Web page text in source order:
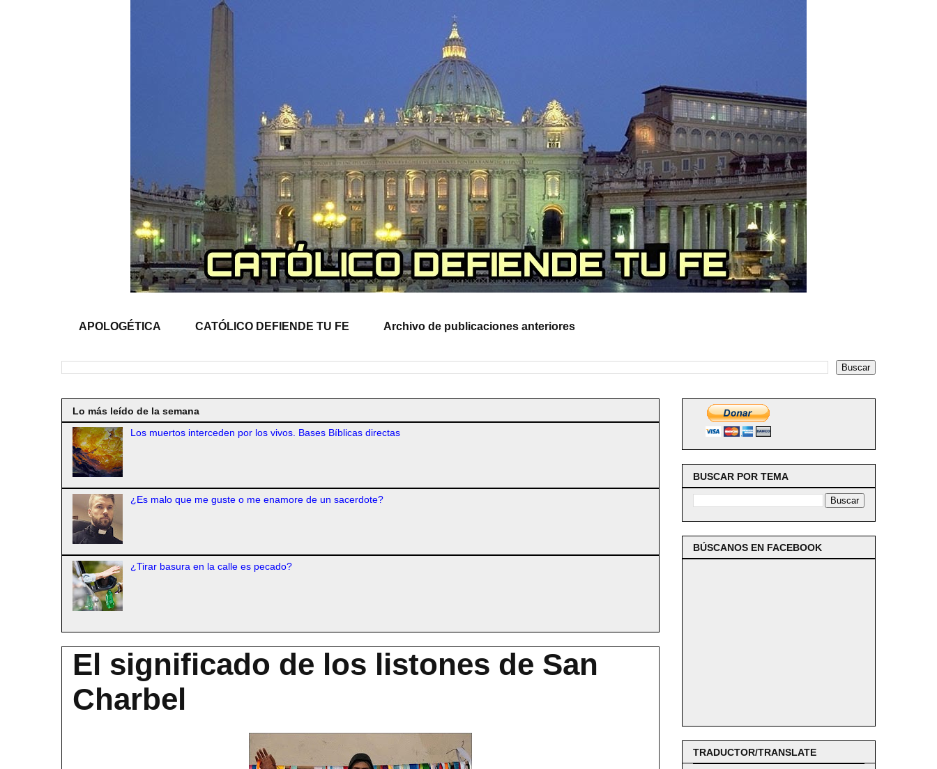
APOLOGÉTICA CATÓLICO DEFIENDE TU FE Archivo de publicaciones anteriores
Lo más leído de la semana
Los muertos interceden por los vivos. Bases Bíblicas directas
¿Es malo que me guste o me enamore de un sacerdote?
¿Tirar basura en la calle es pecado?
El significado de los listones de San
Charbel
BUSCAR POR TEMA
BÚSCANOS EN FACEBOOK
TRADUCTOR/TRANSLATE